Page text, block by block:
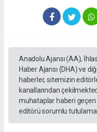
Anadolu Ajansı (AA),
Haber Ajansı (DHA) ve
haberler, sitemizin
kanallarından
muhataplar haberi
editörü sorumlu